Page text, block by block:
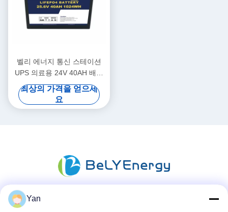
벨리 에너지 통신 스테이션
UPS 의료용 24V 40AH 배터
리
최상의 가격을 얻으세
요
Yan